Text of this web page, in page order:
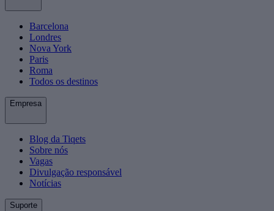
Barcelona
Londres
Nova York
Paris
Roma
Todos os destinos
Empresa
Blog da Tiqets
Sobre nós
Vagas
Divulgação responsável
Notícias
Suporte